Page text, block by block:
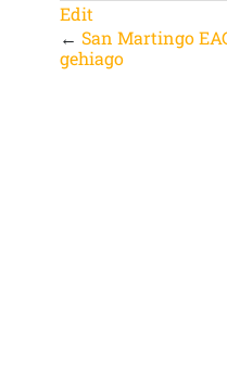
Edit
←San Martingo
gehiago